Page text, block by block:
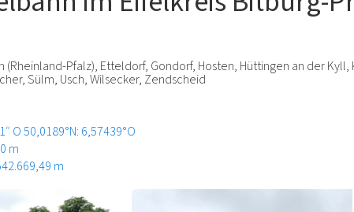
(Rheinland-Pfalz), Etteldorf, Gondorf, Hosten, Hüttingen an der
Sülm, Usch, Wilsecker, Zendscheid
O50,0189°N: 6,57439°O
m
m